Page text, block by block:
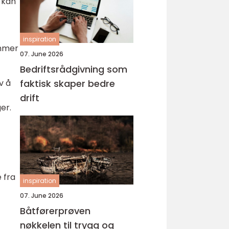
å
fra
inspiration
07. June 2026
Bedriftsrådgivning som
faktisk skaper bedre
drift
inspiration
07. June 2026
Båtførerprøven
nøkkelen til trygg og